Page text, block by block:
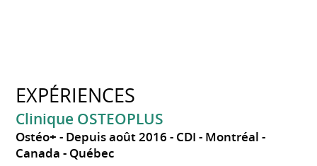
EXPÉRIENCES
Clinique OSTEOPLUS
Ostéo+ Depuis août 2016 CDI
Montréal
Canada - Québec